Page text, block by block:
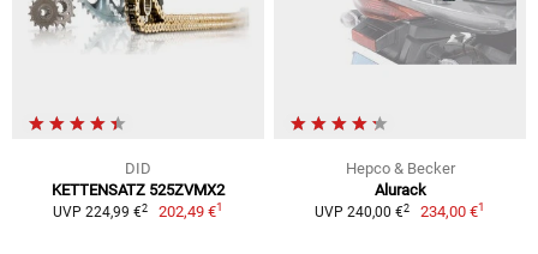
DID
KETTENSATZ 525ZVMX2
UVP 224,99 €2 202,49 €1
Hepco & Becker
Alurack
UVP 240,00 €2 234,00 €1